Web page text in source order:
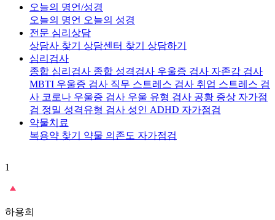
오늘의 명언/성경
오늘의 명언 오늘의 성경
전문 심리상담
상담사 찾기 상담센터 찾기 상담하기
심리검사
종합 심리검사 종합 성격검사 우울증 검사 자존감 검사
MBTI 우울증 검사 직무 스트레스 검사 취업 스트레스 검
사 코로나 우울증 검사 우울 유형 검사 공황 증상 자가점
검 정밀 성격유형 검사 성인 ADHD 자가점검
약물치료
복용약 찾기 약물 의존도 자가점검
1
하용희